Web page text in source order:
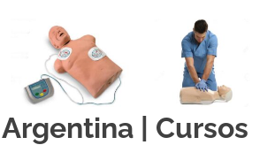
Argentina | Cursos